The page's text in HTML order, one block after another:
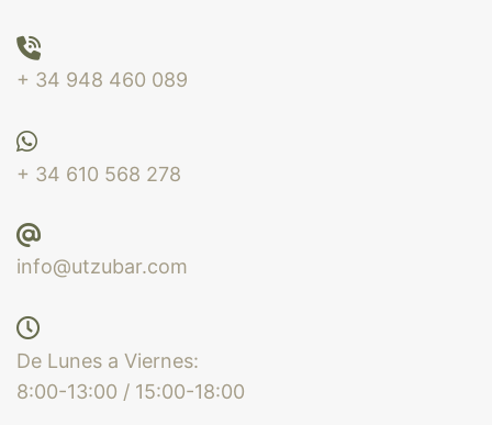
+ 34 948 460 089
+ 34 610 568 278
info@utzubar.com
De Lunes a Viernes:
8:00-13:00 / 15:00-18:00